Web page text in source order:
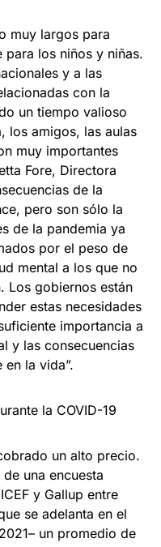
muy largos para
los niños y niñas.
y a las
con la
un tiempo valioso
los amigos, las aulas
muy importantes
Fore, Directora
de la
pero son sólo la
de la pandemia ya
por el peso de
mental a los que no
Los gobiernos están
estas necesidades
importancia a
y las consecuencias
la vida”.
la COVID-19
un alto precio.
una encuesta
y Gallup entre
se adelanta en el
un promedio de